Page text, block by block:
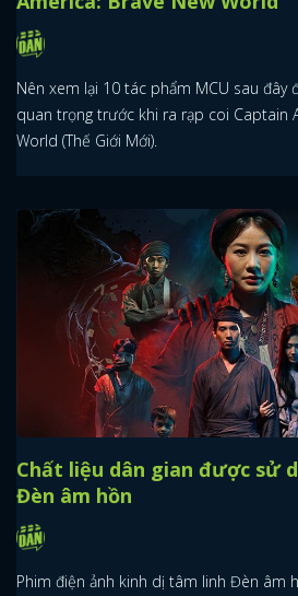
Nên xem lại 10 tác phẩm MCU sau đây
quan trọng trước khi ra rạp coi Captain
World (Thế Giới Mới).
Chất liệu dân gian được sử
Đèn âm hồn
Phim điện ảnh kinh dị tâm linh Đèn âm